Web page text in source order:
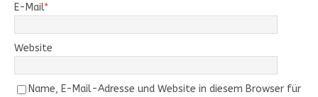
E-Mail*
Website
Name, E-Mail-Adresse und Website in diesem Browser für